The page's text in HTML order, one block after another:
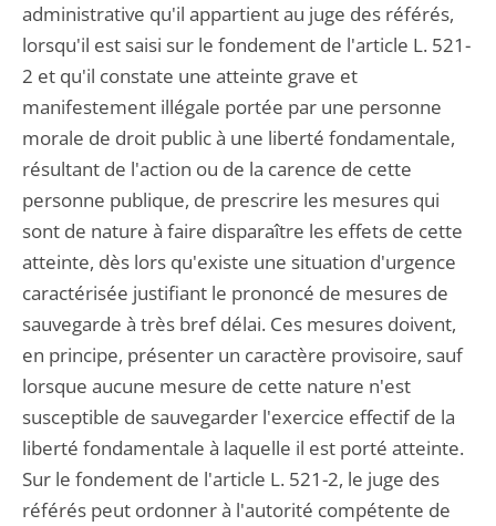
administrative qu'il appartient au juge des référés,
lorsqu'il est saisi sur le fondement de l'article L. 521-
2 et qu'il constate une atteinte grave et
manifestement illégale portée par une personne
morale de droit public à une liberté fondamentale,
résultant de l'action ou de la carence de cette
personne publique, de prescrire les mesures qui
sont de nature à faire disparaître les effets de cette
atteinte, dès lors qu'existe une situation d'urgence
caractérisée justifiant le prononcé de mesures de
sauvegarde à très bref délai. Ces mesures doivent,
en principe, présenter un caractère provisoire, sauf
lorsque aucune mesure de cette nature n'est
susceptible de sauvegarder l'exercice effectif de la
liberté fondamentale à laquelle il est porté atteinte.
Sur le fondement de l'article L. 521-2, le juge des
référés peut ordonner à l'autorité compétente de